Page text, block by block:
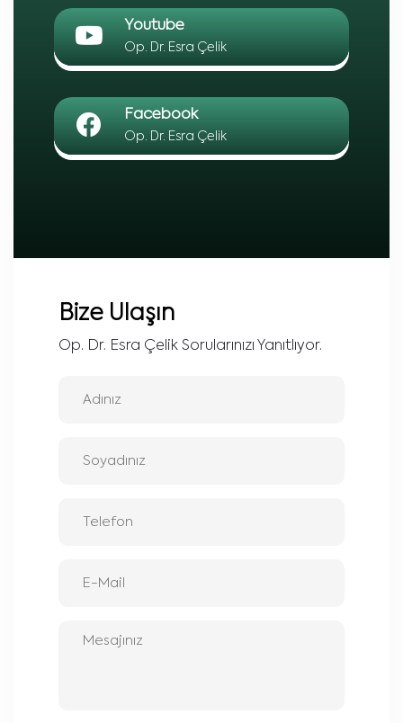
Youtube
Op. Dr. Esra Çelik
Facebook
Op. Dr. Esra Çelik
Bize Ulaşın
Op. Dr. Esra Çelik Sorularınızı Yanıtlıyor.